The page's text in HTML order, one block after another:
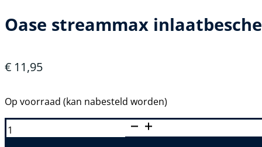
Oase streammax
€ 11,95
Op voorraad (kan nabesteld worden)
OASE
STREAMMAX